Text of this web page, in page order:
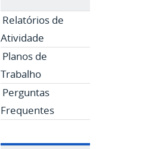
Relatórios de
Atividade
Planos de
Trabalho
Perguntas
Frequentes